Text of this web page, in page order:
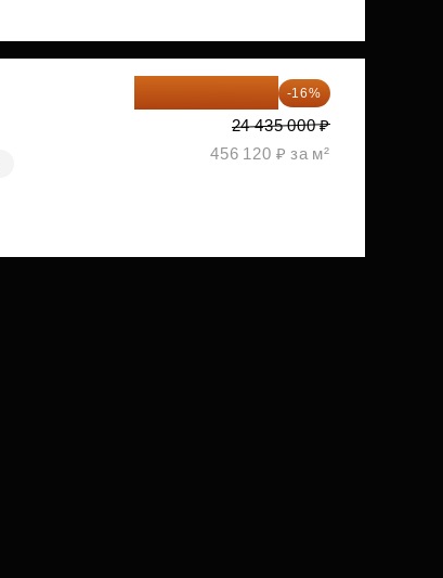
-16%
24 435 000 ₽
456 120 ₽ за м²